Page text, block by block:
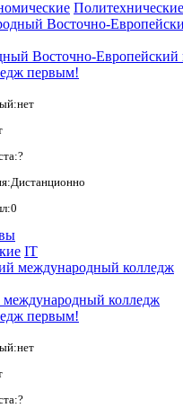
Политехнические
Восточно-Европейский
первым!
IT
колледж
первым!